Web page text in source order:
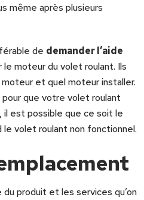
même après plusieurs
de demander l’aide
le moteur du volet roulant. Ils
et quel moteur installer.
que votre volet roulant
il est possible que ce soit le
le volet roulant non fonctionnel.
produit et les services qu’on